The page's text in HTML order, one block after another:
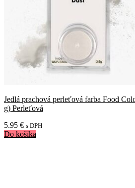
Jedlá prachová perleťová farba Food
g) Perleťová
5.95 € s DPH
Do košíka